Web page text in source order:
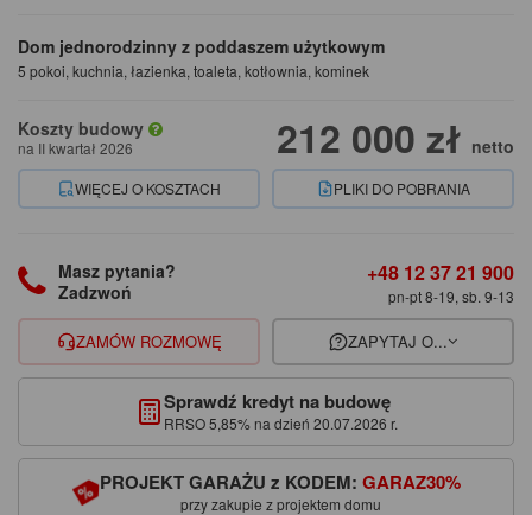
Dom jednorodzinny z poddaszem użytkowym
5 pokoi, kuchnia, łazienka, toaleta, kotłownia, kominek
Koszty budowy
na II kwartał 2026 212 000 zł netto
WIĘCEJ O KOSZTACH PLIKI DO POBRANIA
Masz pytania?
Zadzwoń
+48 12 37 21 900
pn-pt 8-19, sb. 9-13
ZAMÓW ROZMOWĘ ZAPYTAJ O...
Sprawdź kredyt na budowę
RRSO 5,85% na dzień 20.07.2026 r.
PROJEKT GARAŻU z KODEM: GARAZ30%
przy zakupie z projektem domu